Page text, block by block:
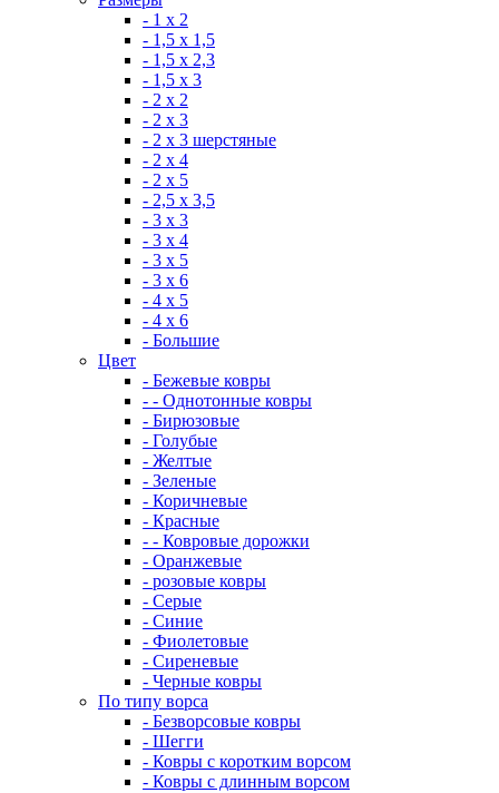
- 1 х 2
- 1,5 х 1,5
- 1,5 х 2,3
- 1,5 х 3
- 2 х 2
- 2 х 3
- 2 х 3 шерстяные
- 2 х 4
- 2 х 5
- 2,5 х 3,5
- 3 х 3
- 3 х 4
- 3 х 5
- 3 х 6
- 4 х 5
- 4 х 6
- Большие
Цвет
- Бежевые ковры
- - Однотонные ковры
- Бирюзовые
- Голубые
- Желтые
- Зеленые
- Коричневые
- Красные
- - Ковровые дорожки
- Оранжевые
- розовые ковры
- Серые
- Синие
- Фиолетовые
- Сиреневые
- Черные ковры
По типу ворса
- Безворсовые ковры
- Шегги
- Ковры с коротким ворсом
- Ковры с длинным ворсом